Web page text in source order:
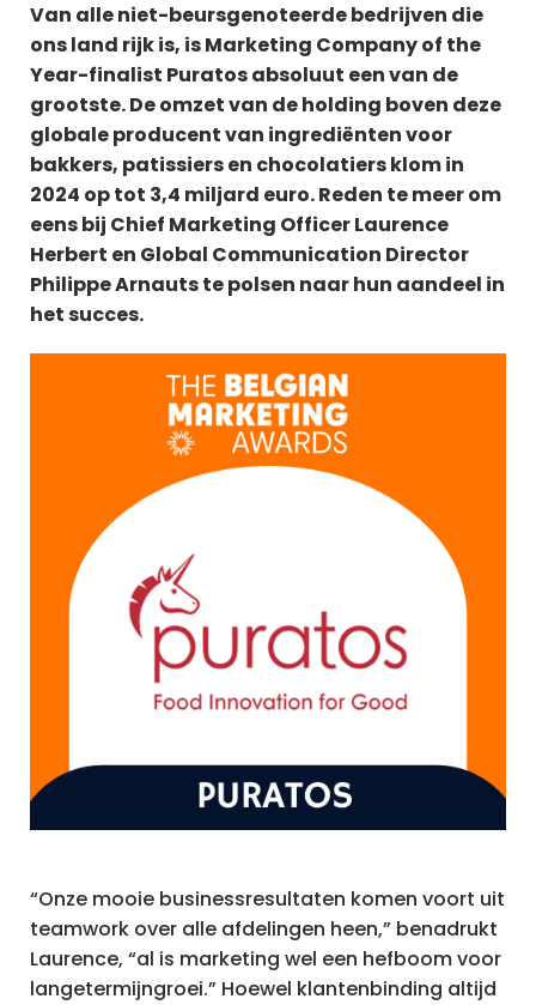
IAB BELGIUM
COMMUNITIES
ADVOCACY
Van alle niet-beursgenoteerde bedrijven die
ons land rijk is, is Marketing Company of the
Year-finalist Puratos absoluut een van de
grootste. De omzet van de holding boven deze
globale producent van ingrediënten voor
bakkers, patissiers en chocolatiers klom in
2024 op tot 3,4 miljard euro. Reden te meer om
eens bij Chief Marketing Officer Laurence
Herbert en Global Communication Director
Philippe Arnauts te polsen naar hun aandeel in
het succes.
“Onze mooie businessresultaten komen voort uit
teamwork over alle afdelingen heen,” benadrukt
Laurence, “al is marketing wel een hefboom voor
langetermijngroei.” Hoewel klantenbinding altijd